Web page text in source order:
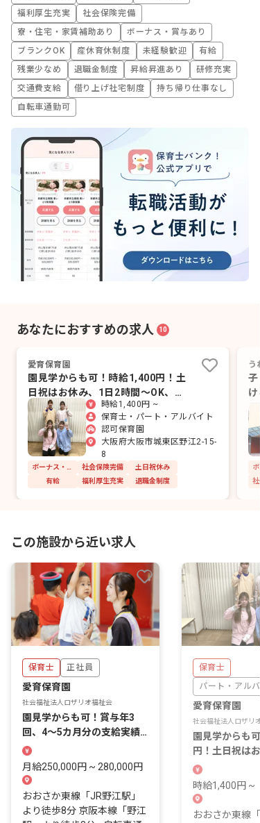
福利厚生充実
社会保険完備
寮・住宅・家賃補助あり
ボーナス・賞与あり
ブランクOK
産休育休制度 未経験歓迎
有給
残業少なめ
退職金制度 昇給昇進あり
研修充実
交通費支給
借り上げ社宅制度
持ち帰り仕事なし
自転車通勤可
あなたにおすすめの求人 10
愛育保育園
園見学からも可！時給1,400円！土
日祝はお休み、1日2時間～OK、無
料の駐輪場完備
時給1,400円 ~
保育士・パート・アルバイト
認可保育園
大阪府大阪市城東区野江2-15-
8
社会保険完備
土日祝休み
有給
福利厚生充実 退職金制度
う
社
この施設から近い求人
保育士 正社員
愛育保育園
社会福祉法人ロザリオ福祉会
園見学からも可！賞与年3
回、4～5カ月分の支給実績
あり！駅チカの保育園です！
月給250,000円 ~ 280,000円
おおさか東線「JR野江駅」
より徒歩8分 京阪本線「野江
保育士
パート・アルバ
愛育保育園
社会福祉法人ロザリ
園見学からも
円！土日祝は
時間～OK、無
備
時給1,400円 ~
おおさか東線